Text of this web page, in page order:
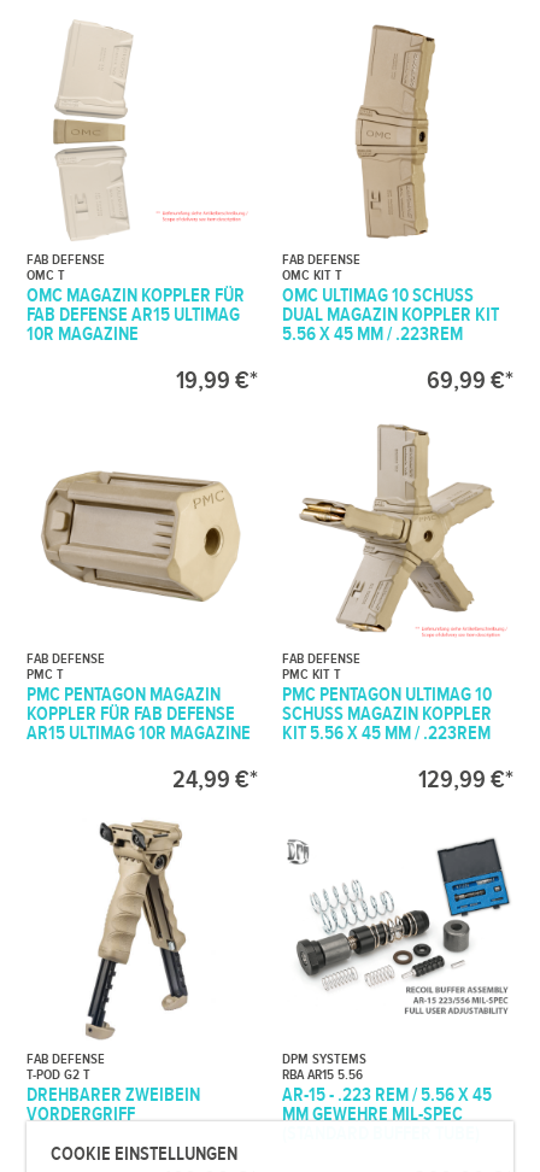
COOKIE EINSTELLUNGEN
FAB DEFENSE
OMC T
OMC MAGAZIN KOPPLER FÜR
FAB DEFENSE AR15 ULTIMAG
10R MAGAZINE
19,99 €*
FAB DEFENSE
OMC KIT T
OMC ULTIMAG 10 SCHUSS
DUAL MAGAZIN KOPPLER KIT
5.56 X 45 MM / .223REM
69,99 €*
FAB DEFENSE
PMC T
PMC PENTAGON MAGAZIN
KOPPLER FÜR FAB DEFENSE
AR15 ULTIMAG 10R MAGAZINE
24,99 €*
FAB DEFENSE
PMC KIT T
PMC PENTAGON ULTIMAG 10
SCHUSS MAGAZIN KOPPLER
KIT 5.56 X 45 MM / .223REM
129,99 €*
FAB DEFENSE
T-POD G2 T
DREHBARER ZWEIBEIN
VORDERGRIFF
DPM SYSTEMS
RBA AR15 5.56
AR-15 - .223 REM / 5.56 X 45
MM GEWEHRE MIL-SPEC